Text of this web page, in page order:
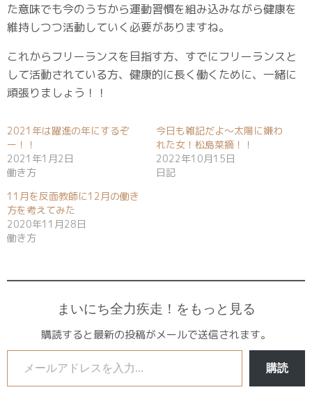
た意味でも今のうちから運動習慣を組み込みながら健康を
維持しつつ活動していく必要がありますね。
これからフリーランスを目指す方、すでにフリーランスと
して活動されている方、健康的に長く働くために、一緒に
頑張りましょう！！
2021年は躍進の年にするぞ
ー！！
2021年1月2日
働き方
今日も雑記だよ〜太陽に嫌わ
れた女！松島菜摘！！
2022年10月15日
日記
11月を反面教師に12月の働き
方を考えてみた
2020年11月28日
働き方
まいにち全力疾走！をもっと見る
購読すると最新の投稿がメールで送信されます。
メールアドレスを入力...
購読